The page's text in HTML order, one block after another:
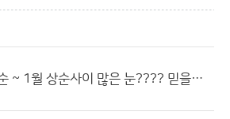
12월 하순 ~ 1월 상순사이 많은 눈???? 믿을수 있을까요?